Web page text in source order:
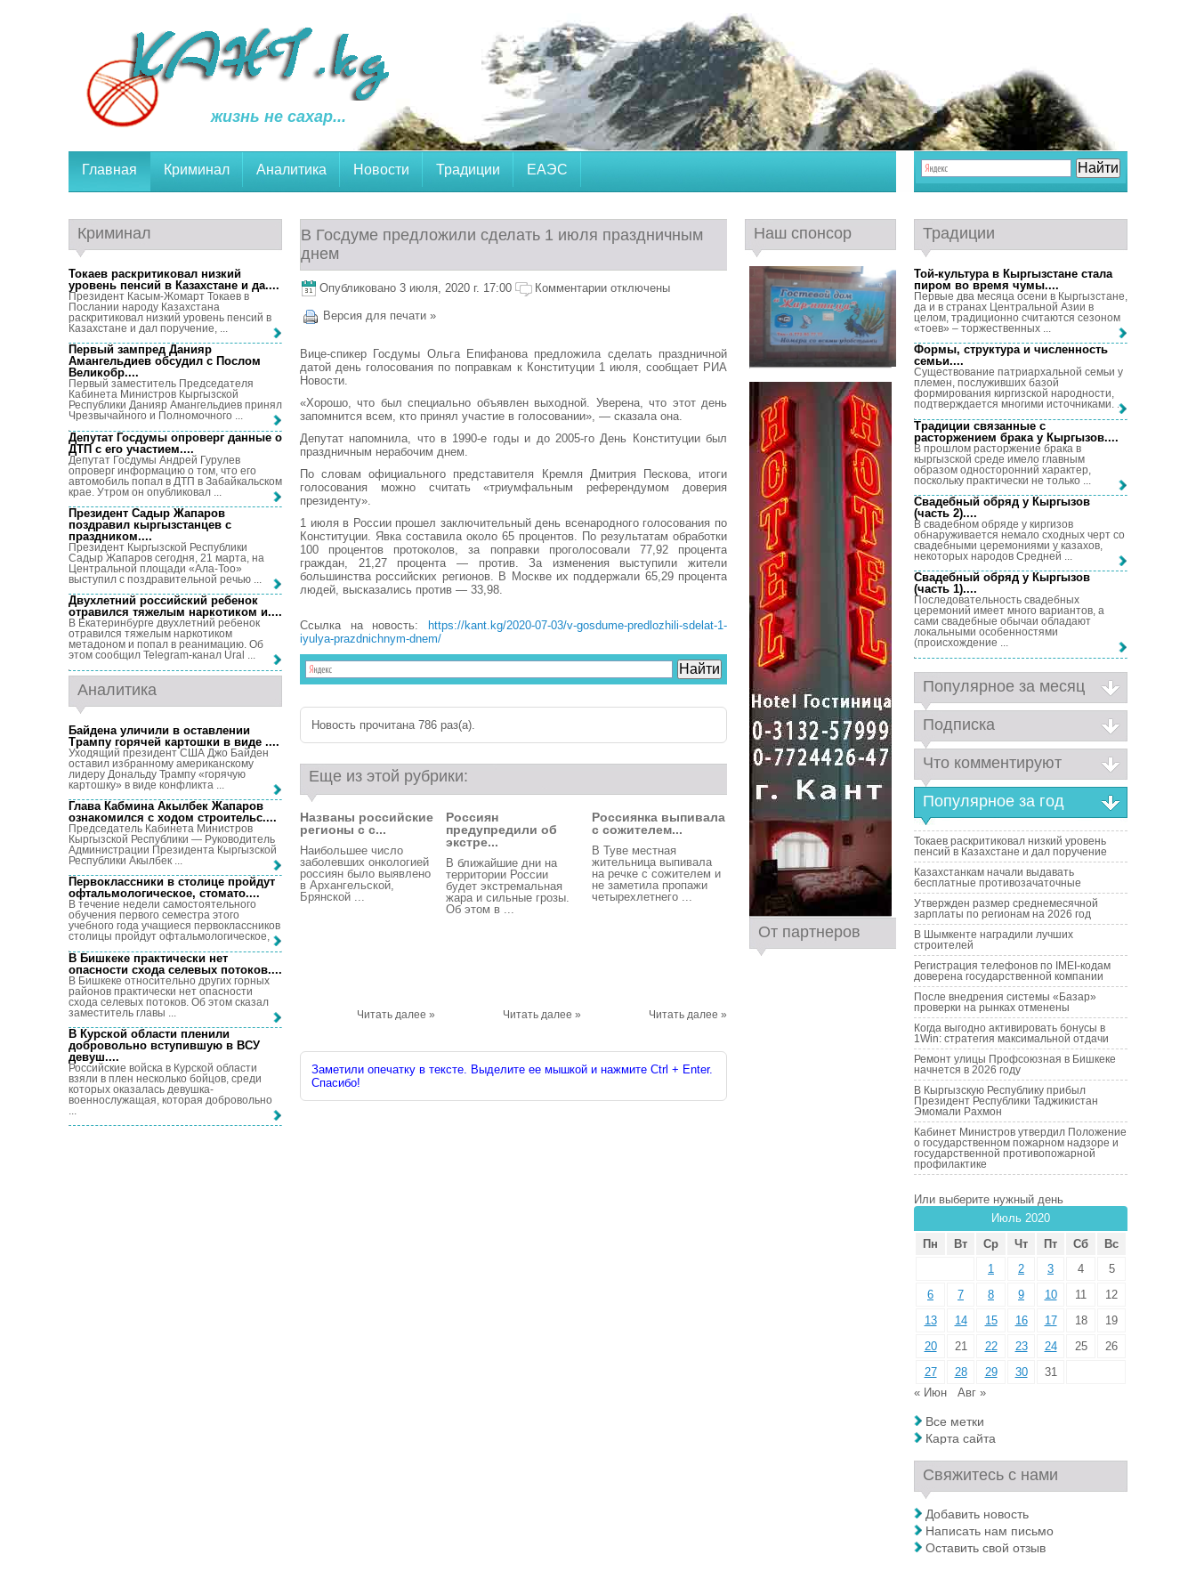
жизнь не сахар...
Главная Криминал Аналитика Новости Традиции ЕАЭС
В Госдуме предложили сделать 1 июля праздничным
днем
Опубликовано 3 июля, 2020 г. 17:00 Комментарии отключены
Версия для печати »
Вице-спикер Госдумы Ольга Епифанова предложила сделать праздничной
датой день голосования по поправкам к Конституции 1 июля, сообщает РИА
Новости.
«Хорошо, что был специально объявлен выходной. Уверена, что этот день
запомнится всем, кто принял участие в голосовании», — сказала она.
Депутат напомнила, что в 1990-е годы и до 2005-го День Конституции был
праздничным нерабочим днем.
По словам официального представителя Кремля Дмитрия Пескова, итоги
голосования можно считать «триумфальным референдумом доверия
президенту».
1 июля в России прошел заключительный день всенародного голосования по
Конституции. Явка составила около 65 процентов. По результатам обработки
100 процентов протоколов, за поправки проголосовали 77,92 процента
граждан, 21,27 процента — против. За изменения выступили жители
большинства российских регионов. В Москве их поддержали 65,29 процента
людей, высказались против — 33,98.
Ссылка на новость:
https://kant.kg/2020-07-03/v-gosdume-predlozhili-sdelat-1-
iyulya-prazdnichnym-dnem/
Новость прочитана 786 раз(a).
Еще из этой рубрики:
Названы российские
регионы с с...
Наибольшее число
заболевших онкологией
россиян было выявлено
в Архангельской,
Брянской ...
Читать далее »
Россиян
предупредили об
экстре...
В ближайшие дни на
территории России
будет экстремальная
жара и сильные грозы.
Об этом в ...
Читать далее »
Россиянка выпивала
с сожителем...
В Туве местная
жительница выпивала
на речке с сожителем и
не заметила пропажи
четырехлетнего ...
Читать далее »
Заметили опечатку в тексте. Выделите ее мышкой и нажмите Ctrl + Enter.
Спасибо!
Криминал
Токаев раскритиковал низкий
уровень пенсий в Казахстане и да....
Президент Касым-Жомарт Токаев в
Послании народу Казахстана
раскритиковал низкий уровень пенсий в
Казахстане и дал поручение, ...
Первый зампред Данияр
Амангельдиев обсудил с Послом
Великобр....
Первый заместитель Председателя
Кабинета Министров Кыргызской
Республики Данияр Амангельдиев принял
Чрезвычайного и Полномочного ...
Депутат Госдумы опроверг данные о
ДТП с его участием....
Депутат Госдумы Андрей Гурулев
опроверг информацию о том, что его
автомобиль попал в ДТП в Забайкальском
крае. Утром он опубликовал ...
Президент Садыр Жапаров
поздравил кыргызстанцев с
праздником....
Президент Кыргызской Республики
Садыр Жапаров сегодня, 21 марта, на
Центральной площади «Ала-Тоо»
выступил с поздравительной речью ...
Двухлетний российский ребенок
отравился тяжелым наркотиком и....
В Екатеринбурге двухлетний ребенок
отравился тяжелым наркотиком
метадоном и попал в реанимацию. Об
этом сообщил Telegram-канал Ural ...
Аналитика
Байдена уличили в оставлении
Трампу горячей картошки в виде ....
Уходящий президент США Джо Байден
оставил избранному американскому
лидеру Дональду Трампу «горячую
картошку» в виде конфликта ...
Глава Кабмина Акылбек Жапаров
ознакомился с ходом строительс....
Председатель Кабинета Министров
Кыргызской Республики — Руководитель
Администрации Президента Кыргызской
Республики Акылбек ...
Первоклассники в столице пройдут
офтальмологическое, стомато....
В течение недели самостоятельного
обучения первого семестра этого
учебного года учащиеся первоклассников
столицы пройдут офтальмологическое, ...
В Бишкеке практически нет
опасности схода селевых потоков....
В Бишкеке относительно других горных
районов практически нет опасности
схода селевых потоков. Об этом сказал
заместитель главы ...
В Курской области пленили
добровольно вступившую в ВСУ
девуш....
Российские войска в Курской области
взяли в плен несколько бойцов, среди
которых оказалась девушка-
военнослужащая, которая добровольно
...
Наш спонсор
От партнеров
Традиции
Той-культура в Кыргызстане стала
пиром во время чумы....
Первые два месяца осени в Кыргызстане,
да и в странах Центральной Азии в
целом, традиционно считаются сезоном
«тоев» – торжественных ...
Формы, структура и численность
семьи....
Существование патриархальной семьи у
племен, послуживших базой
формирования киргизской народности,
подтверждается многими источниками. ...
Традиции связанные с
расторжением брака у Кыргызов....
В прошлом расторжение брака в
кыргызской среде имело главным
образом односторонний характер,
поскольку практически не только ...
Свадебный обряд у Кыргызов
(часть 2)....
В свадебном обряде у киргизов
обнаруживается немало сходных черт со
свадебными церемониями у казахов,
некоторых народов Средней ...
Свадебный обряд у Кыргызов
(часть 1)....
Последовательность свадебных
церемоний имеет много вариантов, а
сами свадебные обычаи обладают
локальными особенностями
(происхождение ...
Популярное за месяц
Подписка
Что комментируют
Популярное за год
Токаев раскритиковал низкий уровень
пенсий в Казахстане и дал поручение
Казахстанкам начали выдавать
бесплатные противозачаточные
Утвержден размер среднемесячной
зарплаты по регионам на 2026 год
В Шымкенте наградили лучших
строителей
Регистрация телефонов по IMEI-кодам
доверена государственной компании
После внедрения системы «Базар»
проверки на рынках отменены
Когда выгодно активировать бонусы в
1Win: стратегия максимальной отдачи
Ремонт улицы Профсоюзная в Бишкеке
начнется в 2026 году
В Кыргызскую Республику прибыл
Президент Республики Таджикистан
Эмомали Рахмон
Кабинет Министров утвердил Положение
о государственном пожарном надзоре и
государственной противопожарной
профилактике
Или выберите нужный день
Июль 2020
Пн
Вт Ср Чт Пт Сб
Вс
1
2 3 4
5
6
7 8 9 10 11
12
13
14 15 16 17 18
19
20
21 22 23 24 25
26
27
28 29 30
31
« Июн
Авг »
Все метки
Карта сайта
Свяжитесь с нами
Добавить новость
Написать нам письмо
Оставить свой отзыв